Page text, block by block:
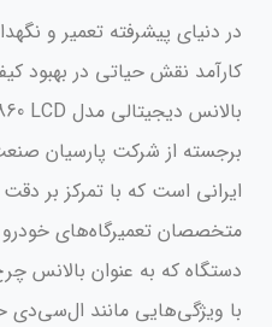
در دنیای پیشرفته تعمیر و
کارآمد نقش حیاتی در بهبود
برجسته از شرکت پارسیان
ایرانی است که با تمرکز بر
متخصصان تعمیرگاه‌های خودرو
دستگاه که به عنوان بالانس
با ویژگی‌هایی مانند